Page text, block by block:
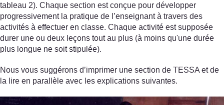
tableau 2). Chaque section est conçue pour développer
progressivement la pratique de l’enseignant à travers des
activités à effectuer en classe. Chaque activité est supposée
durer une ou deux leçons tout au plus (à moins qu'une durée
plus longue ne soit stipulée).
Nous vous suggérons d’imprimer une section de TESSA et de
la lire en parallèle avec les explications suivantes.